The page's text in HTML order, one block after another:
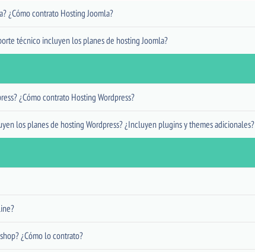
¿Cómo contrato Hosting Joomla?
técnico incluyen los planes de hosting Joomla?
¿Cómo contrato Hosting Wordpress?
los planes de hosting Wordpress? ¿Incluyen plugins y themes adicionales?
¿Cómo lo contrato?